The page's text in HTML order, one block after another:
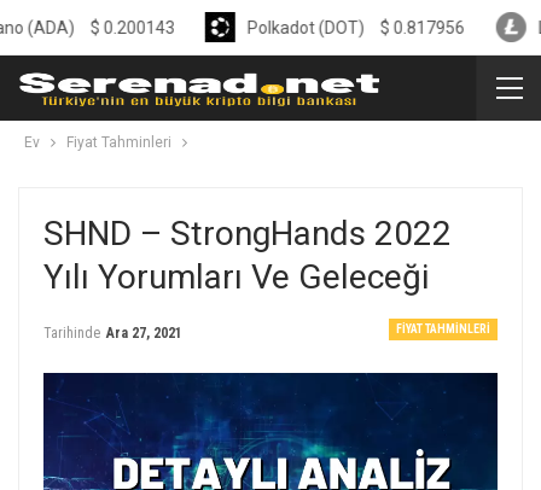
Ev Fiyat Tahminleri
SHND – StrongHands 2022
Yılı Yorumları Ve Geleceği
FIYAT TAHMINLERI
Tarihinde Ara 27, 2021
$0.200143 Polkadot (DOT) $0.817956 Litecoin